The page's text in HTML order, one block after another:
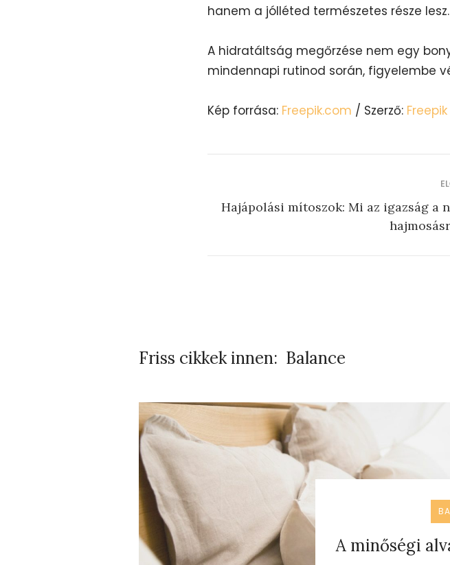
hanem a jólléted természetes része lesz.
A hidratáltság megőrzése nem egy
mindennapi rutinod során, figyelembe
Kép forrása: Freepik.com / Szerző: Freepik
Hajápolási mítoszok: Mi az igazság a
Friss cikkek innen: Balance
A minőségi